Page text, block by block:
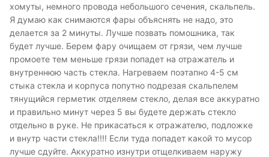
хомуты, немного провода небольшого сечения, скальпель.
Я думаю как снимаются фары объяснять не надо, это
делается за 2 минуты. Лучше позвать помошника, так
будет лучше. Берем фару очищаем от грязи, чем лучше
промоете тем меньше грязи попадет на отражатель и
внутреннюю часть стекла. Нагреваем поэтапно 4-5 см
стыка стекла и корпуса попутно подрезая скальпелем
тянущийся герметик отделяем стекло, делая все аккуратно
и правильно минут через 5 вы будете держать стекло
отдельно в руке. Не прикасаться к отражателю, подложке
и внутр части стекла!!!! Если туда попадет какой то мусор
лучше сдуйте. Аккуратно изнутри отщелкиваем наружу